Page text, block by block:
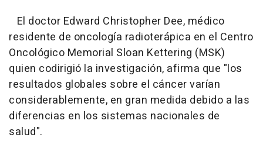
El doctor Edward Christopher Dee, médico
residente de oncología radioterápica en el Centro
Oncológico Memorial Sloan Kettering (MSK)
quien codirigió la investigación, afirma que "los
resultados globales sobre el cáncer varían
considerablemente, en gran medida debido a las
diferencias en los sistemas nacionales de
salud".